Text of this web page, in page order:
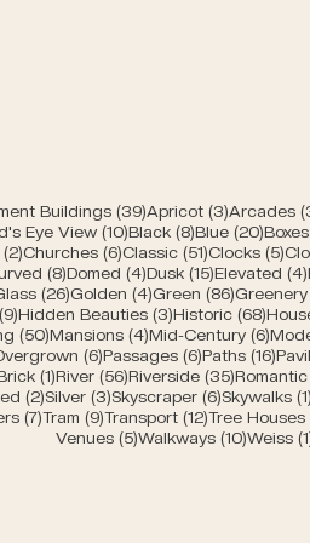
Buildings (39)39 Beiträge
Apricot (3)3 Beiträge
Arcades
Eye View (10)10 Beiträge
Black (8)8 Beiträge
Blue (20)20
Boxes
(2)2 Beiträge
Churches (6)6 Beiträge
Classic (51)51 Beiträge
Clocks (5)5
(8)8 Beiträge
Domed (4)4 Beiträge
Dusk (15)15 Beiträge
Elevated (4)
Beiträge
(26)26 Beiträge
Golden (4)4 Beiträge
Green (86)86
Greenery
(9)9 Beiträge
Hidden Beauties (3)3 Beiträge
Historic (68)68
(50)50 Beiträge
Mansions (4)4 Beiträge
Mid-Century (6)6
Beiträge (6)6 Beiträge
Passages (6)6 Beiträge
Paths (16)16
(1)1 Beitrag
River (56)56 Beiträge
Riverside (35)35
Romantic
(2)2 Beiträge
Silver (3)3 Beiträge
Skyscraper (6)6 Beiträge
Skywalks (1)
(7)7 Beiträge
Tram (9)9 Beiträge
Transport (12)12 Beiträge
Tree Houses
Venues (5)5 Beiträge
Walkways (10)10
Weiss